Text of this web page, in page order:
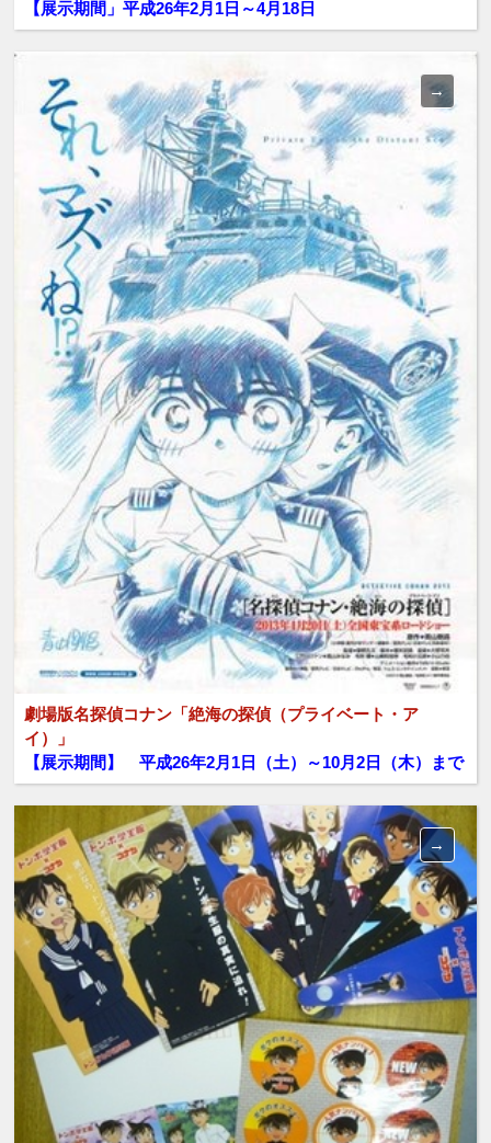
【展示期間」平成26年2月1日～4月18日
劇場版名探偵コナン「絶海の探偵（プライベート・ア
イ）」
【展示期間】 平成26年2月1日（土）～10月2日（木）まで